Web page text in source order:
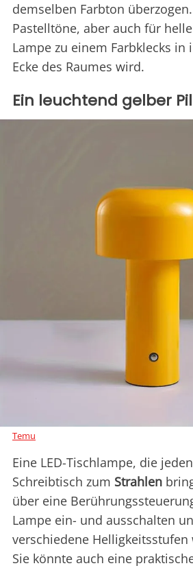
demselben Farbton
Pastelltöne, aber auch für
Lampe zu einem Farbklecks in
Ecke des Raumes wird.
Ein leuchtend gelber
Temu
Eine LED-Tischlampe, die
Schreibtisch zum Strahlen
über eine
Lampe ein- und ausschalten
verschiedene Helligkeitsstufen
Sie könnte auch eine